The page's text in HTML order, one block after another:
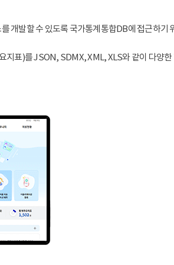
개발할 수 있도록 국가통계통합DB에 접근하기
표)를 JSON, SDMX, XML, XLS와 같이 다양한